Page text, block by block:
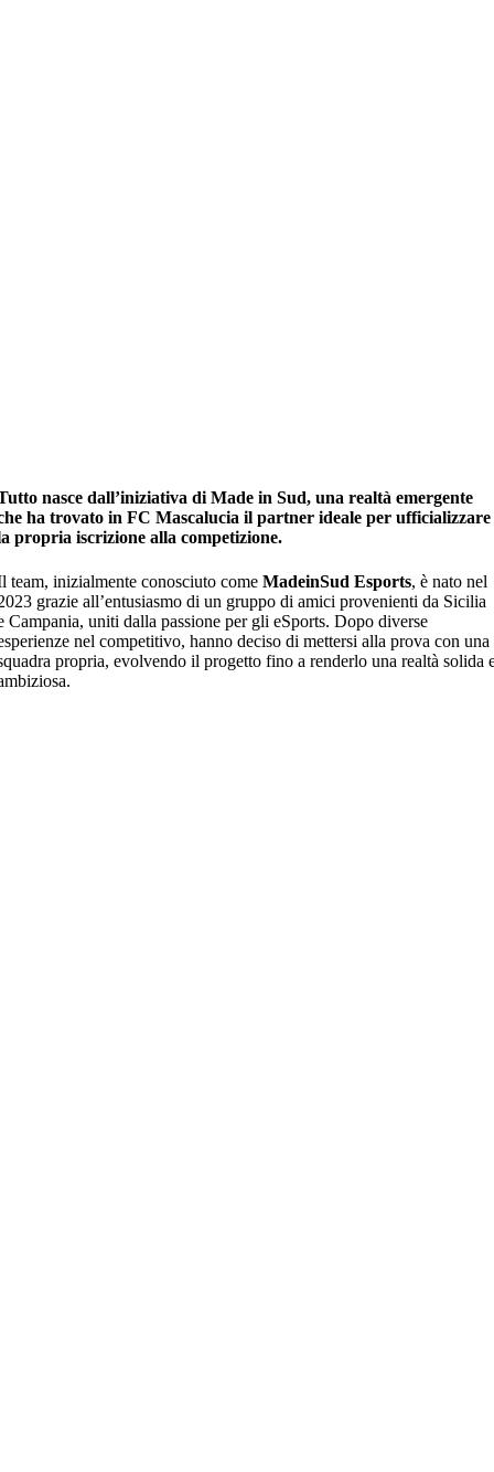
nasce dall’iniziativa di Made in Sud, una realtà emergente
ha trovato in FC Mascalucia il partner ideale per ufficializzare
propria iscrizione alla competizione.
team, inizialmente conosciuto comeMadeinSud Esports, è nato nel
grazie all’entusiasmo di un gruppo di amici provenienti da Sicilia
Campania, uniti dalla passione per gli eSports. Dopo diverse
nel competitivo, hanno deciso di mettersi alla prova con una
propria, evolvendo il progetto fino a renderlo una realtà solida